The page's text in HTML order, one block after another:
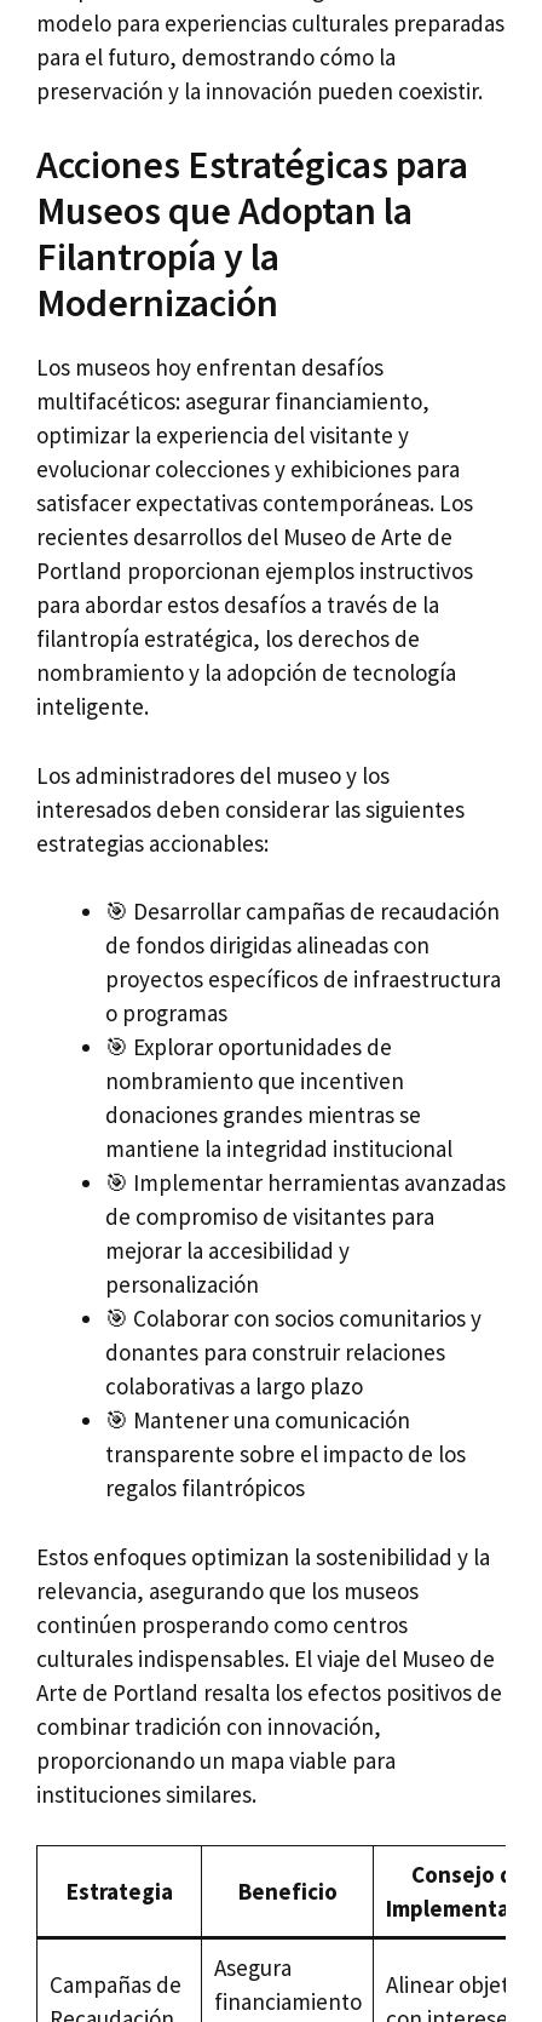
modelo para experiencias culturales preparadas
para el futuro, demostrando cómo la
preservación y la innovación pueden coexistir.
Acciones Estratégicas para
Museos que Adoptan la
Filantropía y la
Modernización
Los museos hoy enfrentan desafíos
multifacéticos: asegurar financiamiento,
optimizar la experiencia del visitante y
evolucionar colecciones y exhibiciones para
satisfacer expectativas contemporáneas. Los
recientes desarrollos del Museo de Arte de
Portland proporcionan ejemplos instructivos
para abordar estos desafíos a través de la
filantropía estratégica, los derechos de
nombramiento y la adopción de tecnología
inteligente.
Los administradores del museo y los
interesados deben considerar las siguientes
estrategias accionables:
🎯 Desarrollar campañas de recaudación
de fondos dirigidas alineadas con
proyectos específicos de infraestructura
o programas
🎯 Explorar oportunidades de
nombramiento que incentiven
donaciones grandes mientras se
mantiene la integridad institucional
🎯 Implementar herramientas avanzadas
de compromiso de visitantes para
mejorar la accesibilidad y
personalización
🎯 Colaborar con socios comunitarios y
donantes para construir relaciones
colaborativas a largo plazo
🎯 Mantener una comunicación
transparente sobre el impacto de los
regalos filantrópicos
Estos enfoques optimizan la sostenibilidad y la
relevancia, asegurando que los museos
continúen prosperando como centros
culturales indispensables. El viaje del Museo de
Arte de Portland resalta los efectos positivos de
combinar tradición con innovación,
proporcionando un mapa viable para
instituciones similares.
Estrategia Beneficio
Consejo de
Campañas de
Asegura
financiamiento
Alinear